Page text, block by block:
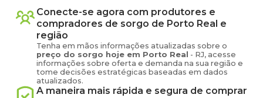
Conecte-se agora com produtores e
compradores de sorgo de Porto Real e
região
Tenha em mãos informações atualizadas sobre o
preço do sorgo hoje em Porto Real - RJ, acesse
informações sobre oferta e demanda na sua região e
tome decisões estratégicas baseadas em dados
atualizados.
A maneira mais rápida e segura de comprar